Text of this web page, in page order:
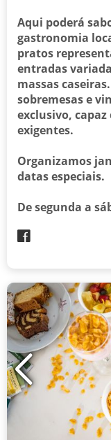
Aqui poderá
gastronomia
pratos
entradas
massas
sobremesas e
exclusivo,
exigentes.
Organizamos
datas especiais.
De segunda a